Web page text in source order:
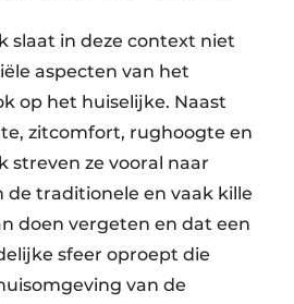
slaat in deze context niet
aspecten van het
op het huiselijke. Naast
zitcomfort, rughoogte en
streven ze vooral naar
de traditionele en vaak kille
doen vergeten en dat een
sfeer oproept die
van de